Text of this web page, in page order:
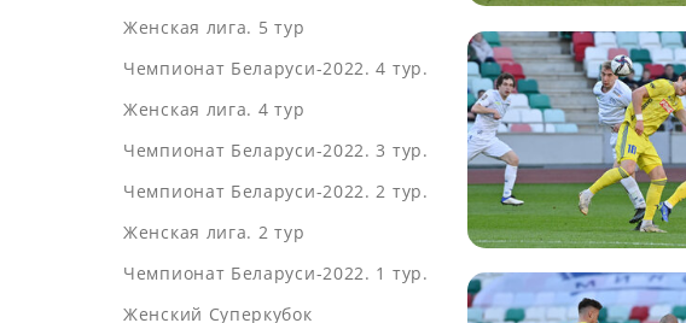
Женская лига. 5 тур
Чемпионат Беларуси-2022. 4 тур.
Женская лига. 4 тур
Чемпионат Беларуси-2022. 3 тур.
Чемпионат Беларуси-2022. 2 тур.
Женская лига. 2 тур
Чемпионат Беларуси-2022. 1 тур.
Женский Суперкубок